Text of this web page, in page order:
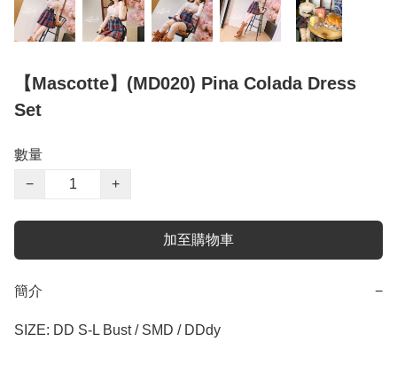
【Mascotte】(MD020) Pina Colada Dress
Set
數量
−
+
加至購物車
簡介 −
SIZE: DD S-L Bust / SMD / DDdy